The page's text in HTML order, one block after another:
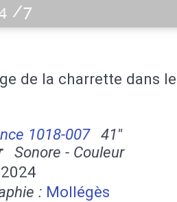
/7
de la charrette dans
1018-007
41''
Sonore - Couleur
2024
: Mollégès